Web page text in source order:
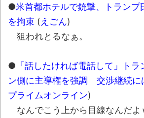
『FF15』が発売10周年！
ュアなどが当たる記念くじが
みんななんだかんだ言って
「アメリカのヤンキーが
を売った結果ｗｗｗ」 ほか
【読書感想】山野辺太郎『
落ちるまで』
●米首都ホテルで銃撃、トラン
を拘束 (えごん)
狙われとるなぁ。
● 「話したければ電話して」ト
ン側に主導権を強調 交渉継続に
プライムオンライン)
なんでこう上から目線なんだよ